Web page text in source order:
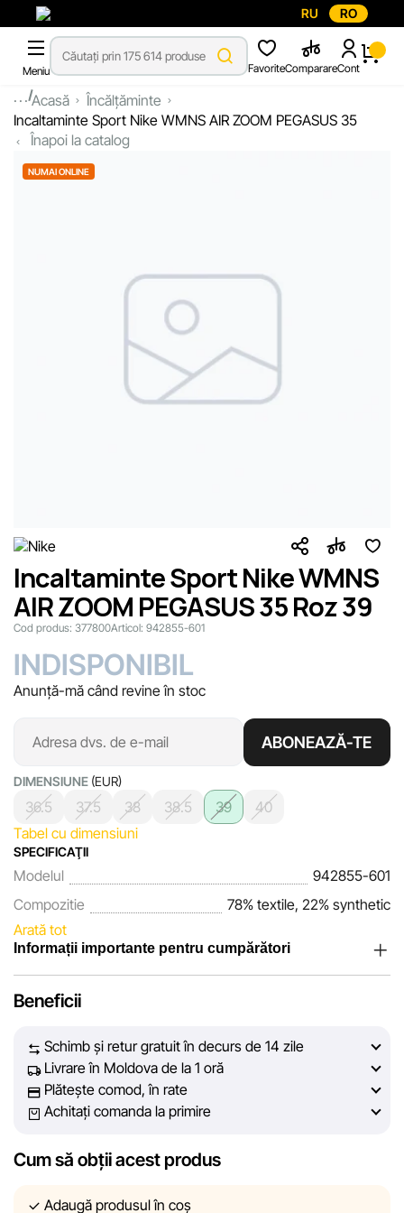
RU RO
Meniu FavoriteComparareCont
...Acasă
Încălțăminte
Incaltaminte Sport Nike WMNS AIR ZOOM PEGASUS 35
Înapoi la catalog
NUMAI ONLINE
Incaltaminte Sport Nike WMNS
AIR ZOOM PEGASUS 35 Roz 39
Cod produs: 377800Articol: 942855-601
INDISPONIBIL
Anunță-mă când revine în stoc
ABONEAZĂ-TE
DIMENSIUNE (EUR)
36.5 37.5 38 38.5 39
40
Tabel cu dimensiuni
SPECIFICAŢII
Modelul
942855-601
Compozitie
78% textile, 22% synthetic
Arată tot
Informații importante pentru cumpărători
încrederea clienților noștri. În fiecare zi depunem eforturi
prezentate pe site să fie cât mai complete, obiective și
actuale. Scopul nostru este să vă oferim informații corecte și
veridice, pentru ca dvs. să puteți lua cea mai bună decizie
de cumpărare.
Cu toate acestea, în ciuda controlului constant, Sportlandia
afișate pe site, din cauza unor posibile erori tehnice sau
Beneficii
Schimb și retur gratuit în decurs de 14 zile
Livrare în Moldova de la 1 oră
Plătește comod, în rate
Achitați comanda la primire
Cum să obții acest produs
Adaugă produsul în coș